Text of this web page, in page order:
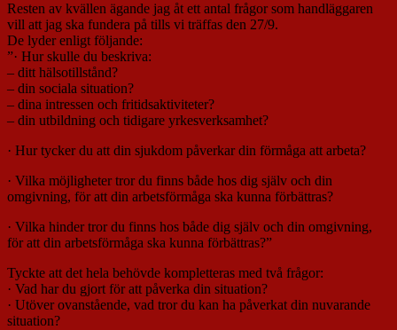
Resten av kvällen ägande jag åt ett antal frågor som handläggaren
vill att jag ska fundera på tills vi träffas den 27/9.
De lyder enligt följande:
”· Hur skulle du beskriva:
– ditt hälsotillstånd?
– din sociala situation?
– dina intressen och fritidsaktiviteter?
– din utbildning och tidigare yrkesverksamhet?
· Hur tycker du att din sjukdom påverkar din förmåga att arbeta?
· Vilka möjligheter tror du finns både hos dig själv och din
omgivning, för att din arbetsförmåga ska kunna förbättras?
· Vilka hinder tror du finns hos både dig själv och din omgivning,
för att din arbetsförmåga ska kunna förbättras?”
Tyckte att det hela behövde kompletteras med två frågor:
· Vad har du gjort för att påverka din situation?
· Utöver ovanstående, vad tror du kan ha påverkat din nuvarande
situation?